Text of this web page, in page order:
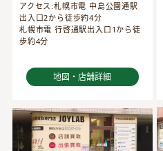
アクセス:札幌市電 中島公園通駅
出入口2から徒歩約4分
札幌市電 行啓通駅出入口1から徒
歩約4分
地図・店舗詳細